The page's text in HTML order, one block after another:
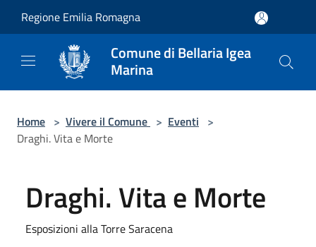
Regione Emilia Romagna
Comune di Bellaria Igea
Marina
Home > Vivere il Comune > Eventi >
Draghi. Vita e Morte
Draghi. Vita e Morte
Esposizioni alla Torre Saracena